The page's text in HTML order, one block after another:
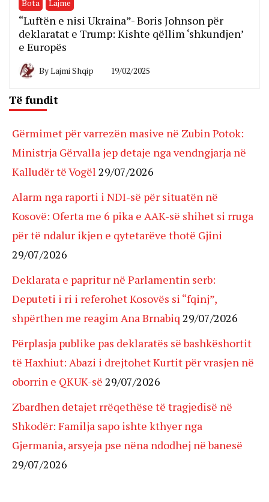
Bota Lajme
“Luftën e nisi Ukraina”- Boris Johnson për
deklaratat e Trump: Kishte qëllim ‘shkundjen’
e Europës
ByLajmi Shqip 19/02/2025
Të fundit
Gërmimet për varrezën masive në Zubin Potok:
Ministrja Gërvalla jep detaje nga vendngjarja në
Kalludër të Vogël 29/07/2026
Alarm nga raporti i NDI-së për situatën në
Kosovë: Oferta me 6 pika e AAK-së shihet si rruga
për të ndalur ikjen e qytetarëve thotë Gjini
29/07/2026
Deklarata e papritur në Parlamentin serb:
Deputeti i ri i referohet Kosovës si “fqinj”,
shpërthen me reagim Ana Brnabiq 29/07/2026
Përplasja publike pas deklaratës së bashkëshortit
të Haxhiut: Abazi i drejtohet Kurtit për vrasjen në
oborrin e QKUK-së 29/07/2026
Zbardhen detajet rrëqethëse të tragjedisë në
Shkodër: Familja sapo ishte kthyer nga
Gjermania, arsyeja pse nëna ndodhej në banesë
29/07/2026